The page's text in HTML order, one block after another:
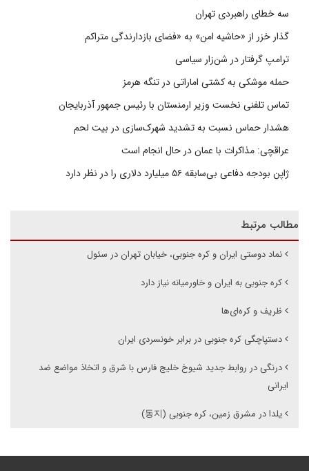
سه خطای راهبردی تهران
گذار خزر از «حاشیه امن» به «فضای بازدارندگی متراکم
ترامپ گرفتار در شن‌زار سیاسی
حمله موشکی به کشتی اماراتی در تنگه هرمز
تماس تلفنی نخست وزیر ارمنستان با رئیس جمهور آذربایجان
هشدار حماس نسبت به تشدید شهرک‌سازی در بیت‌ لحم
عراقچی: مذاکرات با عمان در حال انجام است
ژاپن بودجه دفاعی بی‌سابقه ۵۶ میلیارد دلاری را در نظر دارد
مطالب مرتبط
نماد دوستی ایران و کره جنوبی، خیابان تهران در سئول
کره جنوبی به ایران و خاورمیانه نیاز دارد
ظریف و کره‌ای‌ها
دستپاچگی کره جنوبی در برابر خونسردی ایران
درنگی در روابط جدید شیوخ خلیج فارس با شرق و اتخاذ مواضع ضد
ایرانی
یلدا در مشرق زمین، کره جنوبی (동지)